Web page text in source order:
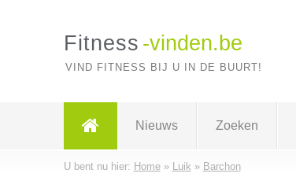
Fitness -vinden.be
VIND FITNESS BIJ U IN DE BUURT!
Nieuws Zoeken
U bent nu hier: Home» Luik » Barchon